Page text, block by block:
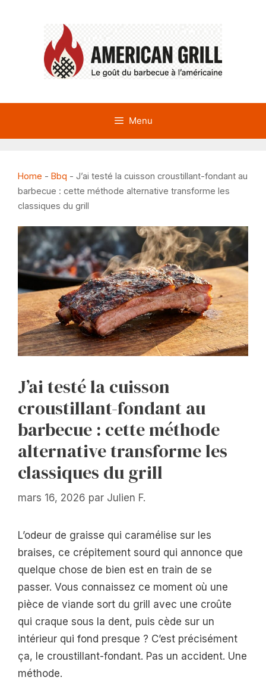
Menu
Home - Bbq - J’ai testé la cuisson croustillant-fondant au
barbecue : cette méthode alternative transforme les
classiques du grill
J’ai testé la cuisson
croustillant-fondant au
barbecue : cette méthode
alternative transforme les
classiques du grill
mars 16, 2026 par Julien F.
L’odeur de graisse qui caramélise sur les
braises, ce crépitement sourd qui annonce que
quelque chose de bien est en train de se
passer. Vous connaissez ce moment où une
pièce de viande sort du grill avec une croûte
qui craque sous la dent, puis cède sur un
intérieur qui fond presque ? C’est précisément
ça, le croustillant-fondant. Pas un accident. Une
méthode.